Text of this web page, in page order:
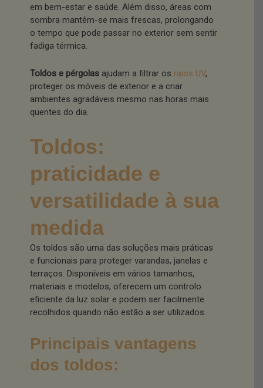
em bem-estar e saúde. Além disso, áreas com
sombra mantêm-se mais frescas, prolongando
o tempo que pode passar no exterior sem sentir
fadiga térmica.
Toldos e pérgolas ajudam a filtrar os raios UV,
proteger os móveis de exterior e a criar
ambientes agradáveis mesmo nas horas mais
quentes do dia.
Toldos:
praticidade e
versatilidade à sua
medida
Os toldos são uma das soluções mais práticas
e funcionais para proteger varandas, janelas e
terraços. Disponíveis em vários tamanhos,
materiais e modelos, oferecem um controlo
eficiente da luz solar e podem ser facilmente
recolhidos quando não estão a ser utilizados.
Principais vantagens
dos toldos: